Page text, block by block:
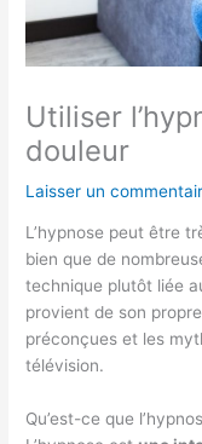
Utiliser
douleur
Laisser un
L’hypnose peut être
bien que de
technique plutôt liée
provient de son
préconçues et les
télévision.
Qu’est-ce que